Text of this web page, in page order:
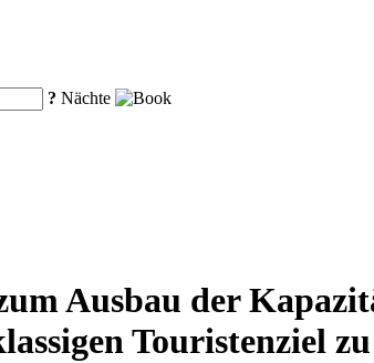
? Nächte
Ausbau der
Touristenziel